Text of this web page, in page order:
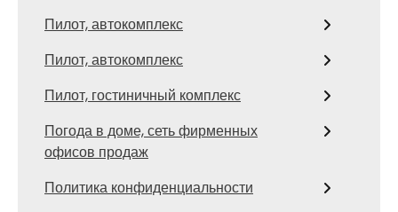
Пилот, автокомплекс
Пилот, автокомплекс
Пилот, гостиничный комплекс
Погода в доме, сеть фирменных
офисов продаж
Политика конфиденциальности